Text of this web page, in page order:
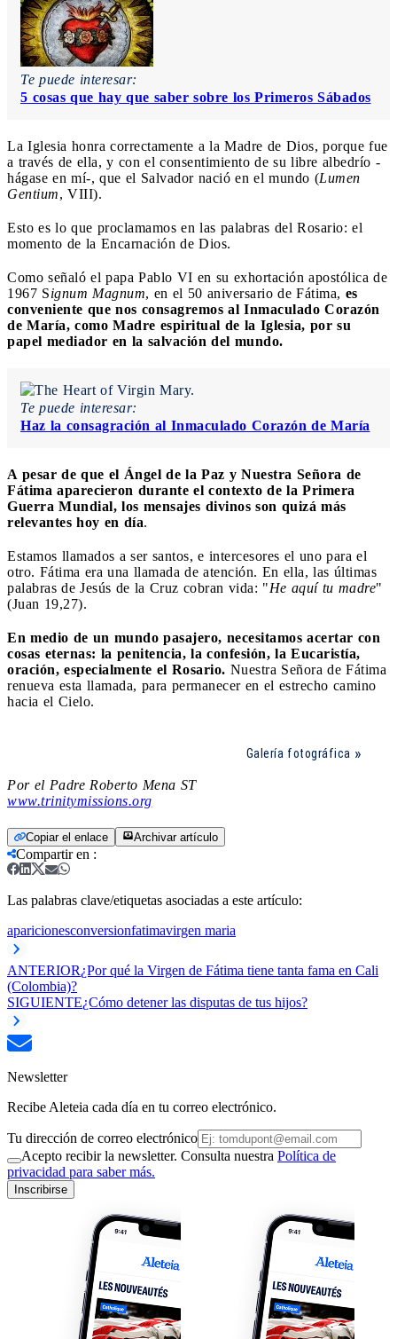
Te puede interesar:
5 cosas que hay que saber sobre los Primeros Sábados
La Iglesia honra correctamente a la Madre de Dios, porque fue
a través de ella, y con el consentimiento de su libre albedrío -
hágase en mí-, que el Salvador nació en el mundo (Lumen
Gentium, VIII).
Esto es lo que proclamamos en las palabras del Rosario: el
momento de la Encarnación de Dios.
Como señaló el papa Pablo VI en su exhortación apostólica de
1967 Signum Magnum, en el 50 aniversario de Fátima, es
conveniente que nos consagremos al Inmaculado Corazón
de María, como Madre espiritual de la Iglesia, por su
papel mediador en la salvación del mundo.
Te puede interesar:
Haz la consagración al Inmaculado Corazón de María
A pesar de que el Ángel de la Paz y Nuestra Señora de
Fátima aparecieron durante el contexto de la Primera
Guerra Mundial, los mensajes divinos son quizá más
relevantes hoy en día.
Estamos llamados a ser santos, e intercesores el uno para el
otro. Fátima era una llamada de atención. En ella, las últimas
palabras de Jesús de la Cruz cobran vida: "He aquí tu madre"
(Juan 19,27).
En medio de un mundo pasajero, necesitamos acertar con
cosas eternas: la penitencia, la confesión, la Eucaristía,
oración, especialmente el Rosario. Nuestra Señora de Fátima
renueva esta llamada, para permanecer en el estrecho camino
hacia el Cielo.
Galería fotográfica
Por el Padre Roberto Mena ST
www.trinitymissions.org
Copiar el enlace Archivar artículo
Compartir en :
Las palabras clave/etiquetas asociadas a este artículo:
aparicionesconversionfatimavirgen maria
ANTERIOR¿Por qué la Virgen de Fátima tiene tanta fama en Cali
(Colombia)?
SIGUIENTE¿Cómo detener las disputas de tus hijos?
Newsletter
Recibe Aleteia cada día en tu correo electrónico.
Tu dirección de correo electrónico
Acepto recibir la newsletter. Consulta nuestra Política de
privacidad para saber más.
Inscribirse